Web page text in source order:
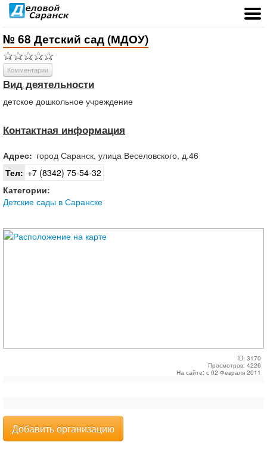
№ 68 Детский сад (МДОУ)
Комментарии
Вид деятельности
детское дошкольное учреждение
Контактная информация
Адрес: город Саранск, улица Веселовского, д.46
Тел: +7 (8342) 75-54-32
Категории:
Детские сады в Саранске
ID: 3170
Просмотров: 4226
На сайте: с 02 Февраля 2011
Добавить организацию